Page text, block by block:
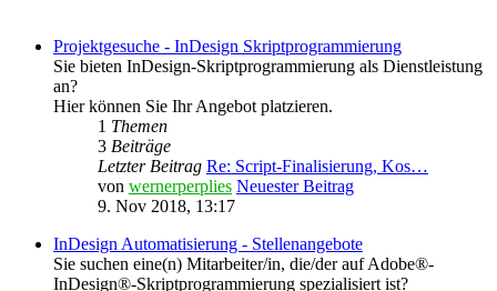
Projektgesuche - InDesign Skriptprogrammierung
Sie bieten InDesign-Skriptprogrammierung als Dienstleistung
an?
Hier können Sie Ihr Angebot platzieren.
1 Themen
3 Beiträge
Letzter Beitrag Re: Script-Finalisierung, Kos…
von wernerperplies Neuester Beitrag
9. Nov 2018, 13:17
InDesign Automatisierung - Stellenangebote
Sie suchen eine(n) Mitarbeiter/in, die/der auf Adobe®-
InDesign®-Skriptprogrammierung spezialisiert ist?